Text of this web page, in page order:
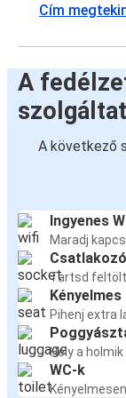
Cím
A
A következő
Ingyenes
Maradj
Tartsd
Pihenj extra
Hely a
WC-k